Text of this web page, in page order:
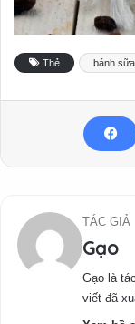
Thẻ bánh
TÁC GIẢ
Gạo
Gạo là
viết đã